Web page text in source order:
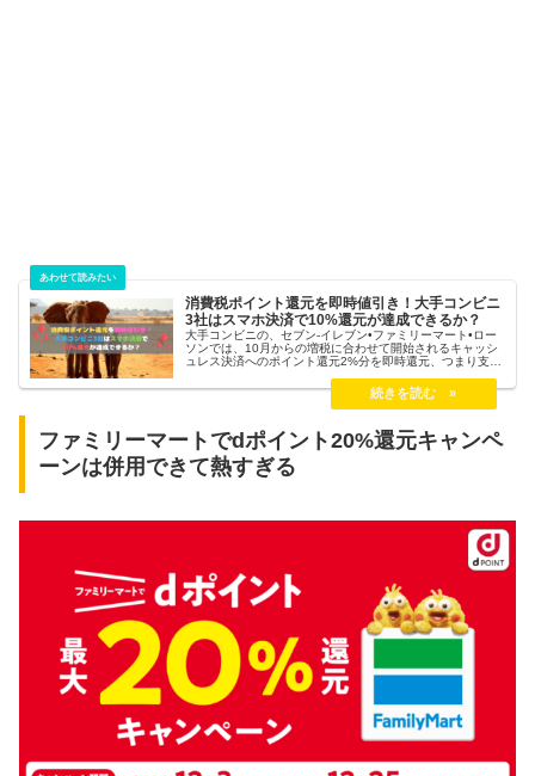
消費税ポイント還元を即時値引き！大手コンビニ
3社はスマホ決済で10%還元が達成できるか？
大手コンビニの、セブン-イレブン•ファミリーマート•ロー
ソンでは、10月からの増税に合わせて開始されるキャッシ
ュレス決済へのポイント還元2%分を即時還元、つまり支払
きなのは、即時還元を発表したのはコンビニという点で
す。楽天ペイやPayPayは10月以降も還元率UPキャンペー
ンを継続する見込みですので、最大還元率が10%に達する
ファミリーマートでdポイント20%還元キャンペ
ーンは併用できて熱すぎる